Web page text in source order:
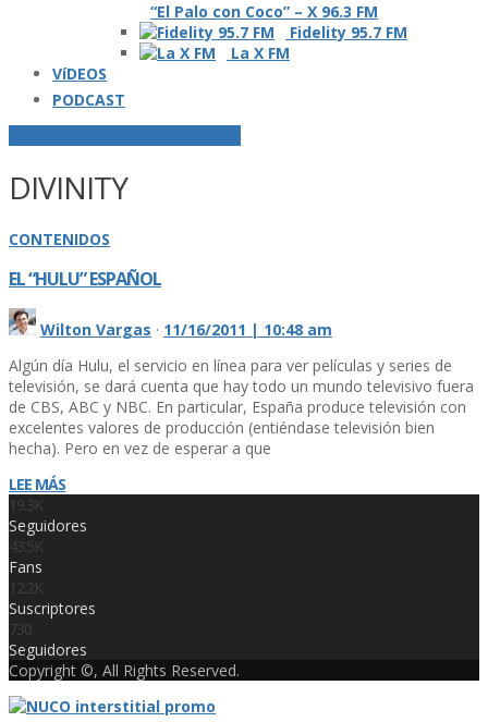
“El Palo con Coco” – X 96.3 FM
Fidelity 95.7 FM
La X FM
VíDEOS
PODCAST
DIVINITY
CONTENIDOS
EL “HULU” ESPAÑOL
Wilton Vargas · 11/16/2011 | 10:48 am
Algún dí­a Hulu, el servicio en lí­nea para ver pelí­culas y series de
televisión, se dará cuenta que hay todo un mundo televisivo fuera
de CBS, ABC y NBC. En particular, España produce televisión con
excelentes valores de producción (entiéndase televisión bien
hecha). Pero en vez de esperar a que
LEE MÁS
19.3K
Seguidores
43.5K
Fans
12.2K
Suscriptores
730
Seguidores
Copyright ©, All Rights Reserved.